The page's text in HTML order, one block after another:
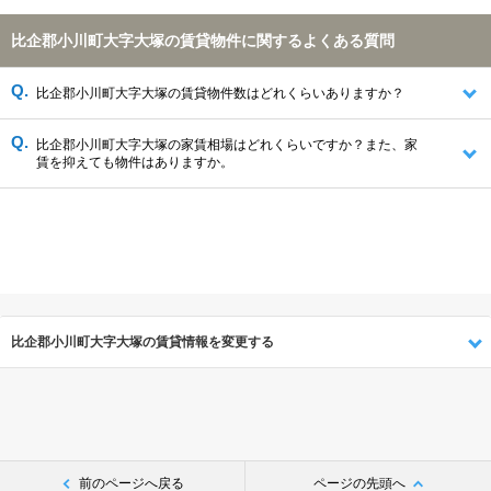
比企郡小川町大字大塚の賃貸物件に関するよくある質問
比企郡小川町大字大塚の賃貸物件数はどれくらいありますか？
比企郡小川町大字大塚の家賃相場はどれくらいですか？また、家
賃を抑えても物件はありますか。
比企郡小川町大字大塚の賃貸情報を変更する
前のページへ戻る ページの先頭へ